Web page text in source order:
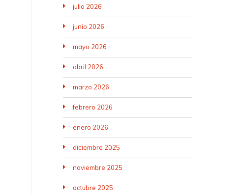
julio 2026
junio 2026
mayo 2026
abril 2026
marzo 2026
febrero 2026
enero 2026
diciembre 2025
noviembre 2025
octubre 2025